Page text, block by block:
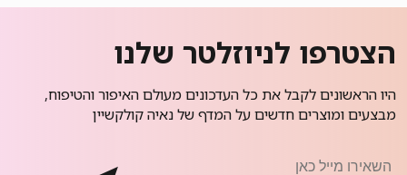
הצטרפו לניוזלטר שלנו
היו הראשונים לקבל את כל העדכונים מעולם האיפור והטיפוח,
מבצעים ומוצרים חדשים על המדף של נאיה קולקשיין